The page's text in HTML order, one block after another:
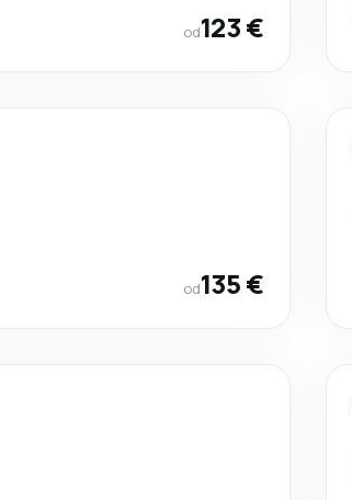
od123 €
od135 €